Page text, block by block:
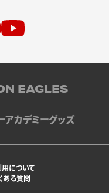
EAGLES
アカデミーグッズ
について
ある質問